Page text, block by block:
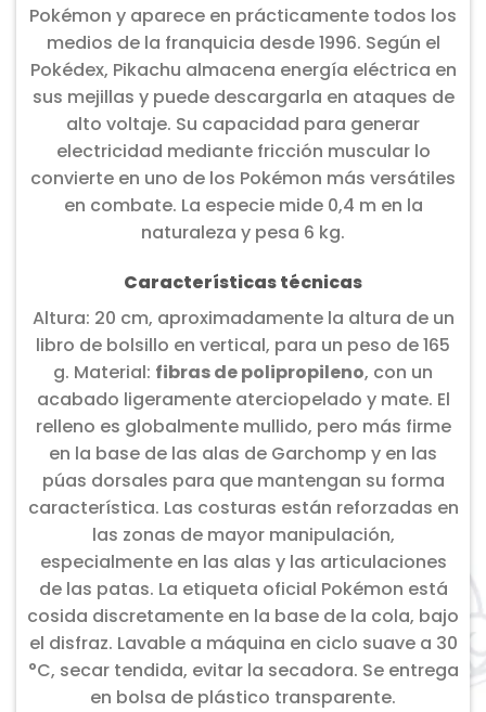
Pokémon y aparece en prácticamente todos los
medios de la franquicia desde 1996. Según el
Pokédex, Pikachu almacena energía eléctrica en
sus mejillas y puede descargarla en ataques de
alto voltaje. Su capacidad para generar
electricidad mediante fricción muscular lo
convierte en uno de los Pokémon más versátiles
en combate. La especie mide 0,4 m en la
naturaleza y pesa 6 kg.
Características técnicas
Altura: 20 cm, aproximadamente la altura de un
libro de bolsillo en vertical, para un peso de 165
g. Material: fibras de polipropileno, con un
acabado ligeramente aterciopelado y mate. El
relleno es globalmente mullido, pero más firme
en la base de las alas de Garchomp y en las
púas dorsales para que mantengan su forma
característica. Las costuras están reforzadas en
las zonas de mayor manipulación,
especialmente en las alas y las articulaciones
de las patas. La etiqueta oficial Pokémon está
cosida discretamente en la base de la cola, bajo
el disfraz. Lavable a máquina en ciclo suave a 30
°C, secar tendida, evitar la secadora. Se entrega
en bolsa de plástico transparente.